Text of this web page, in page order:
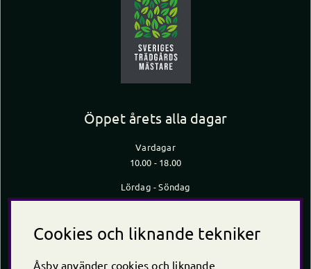
Öppet årets alla dagar
Vardagar
10.00 - 18.00
Lördag - Söndag
10.00 - 16.00
*Caféet stänger 30 min innan butiken stänger
Cookies och liknande tekniker
Åsby använder cookies och liknande